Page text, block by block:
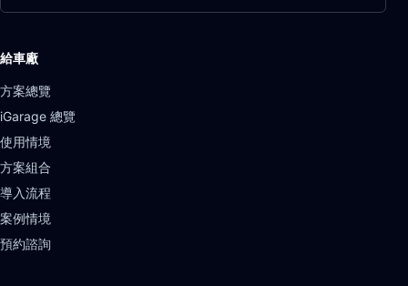
給車廠
方案總覽
iGarage 總覽
使用情境
方案組合
導入流程
案例情境
預約諮詢